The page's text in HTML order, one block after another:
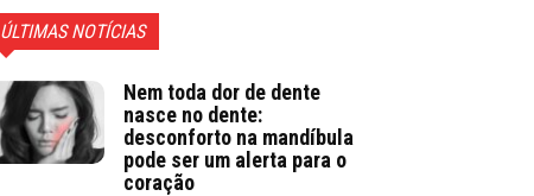
ÚLTIMAS NOTÍCIAS
Nem toda dor de dente
nasce no dente:
desconforto na mandíbula
pode ser um alerta para o
coração